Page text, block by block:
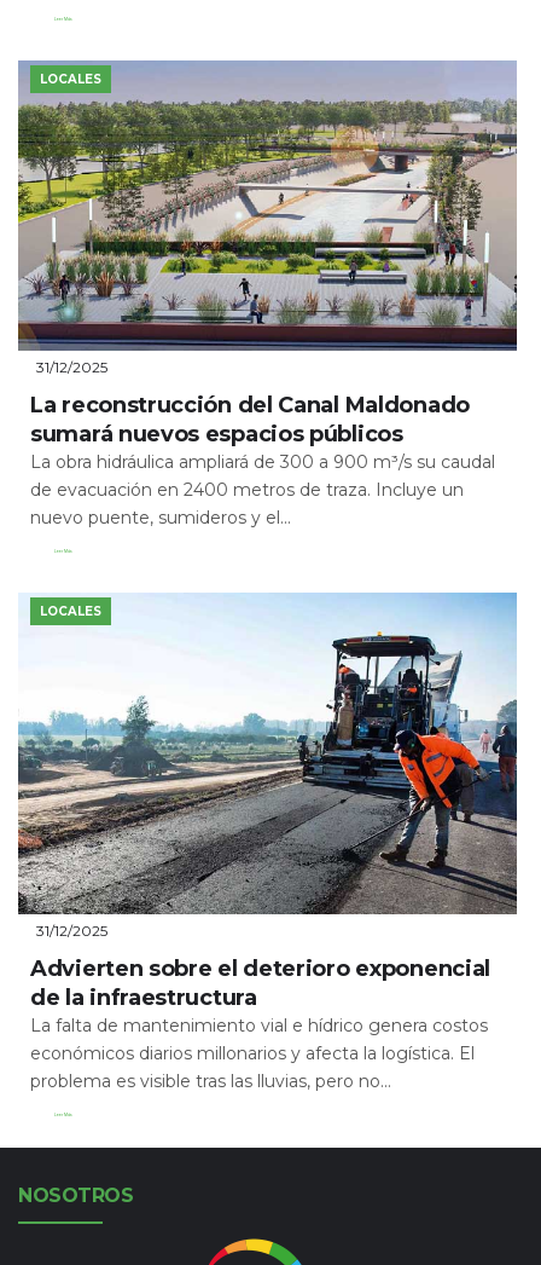
Leer Más
LOCALES
31/12/2025
La reconstrucción del Canal Maldonado
sumará nuevos espacios públicos
La obra hidráulica ampliará de 300 a 900 m³/s su caudal
de evacuación en 2400 metros de traza. Incluye un
nuevo puente, sumideros y el...
Leer Más
LOCALES
31/12/2025
Advierten sobre el deterioro exponencial
de la infraestructura
La falta de mantenimiento vial e hídrico genera costos
económicos diarios millonarios y afecta la logística. El
problema es visible tras las lluvias, pero no...
Leer Más
NOSOTROS